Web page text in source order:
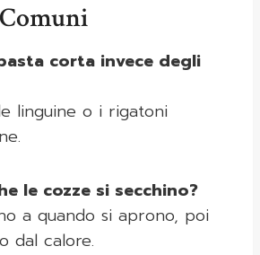
corta invece degli
linguine o i rigatoni
le cozze si secchino?
a quando si aprono, poi
dal calore.